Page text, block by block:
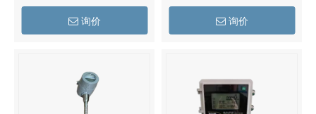
flowmeter)
询价
Digital Vortex Flowmeter）
询价